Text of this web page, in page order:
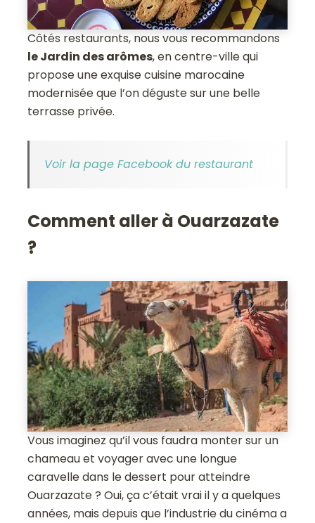
Côtés restaurants, nous vous recommandons
le Jardin des arômes, en centre-ville qui
propose une exquise cuisine marocaine
modernisée que l’on déguste sur une belle
terrasse privée.
Voir la page Facebook du restaurant
Comment aller à Ouarzazate
?
Vous imaginez qu’il vous faudra monter sur un
chameau et voyager avec une longue
caravelle dans le dessert pour atteindre
Ouarzazate ? Oui, ça c’était vrai il y a quelques
années, mais depuis que l’industrie du cinéma a